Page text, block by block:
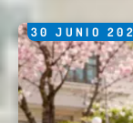
30 JUNIO